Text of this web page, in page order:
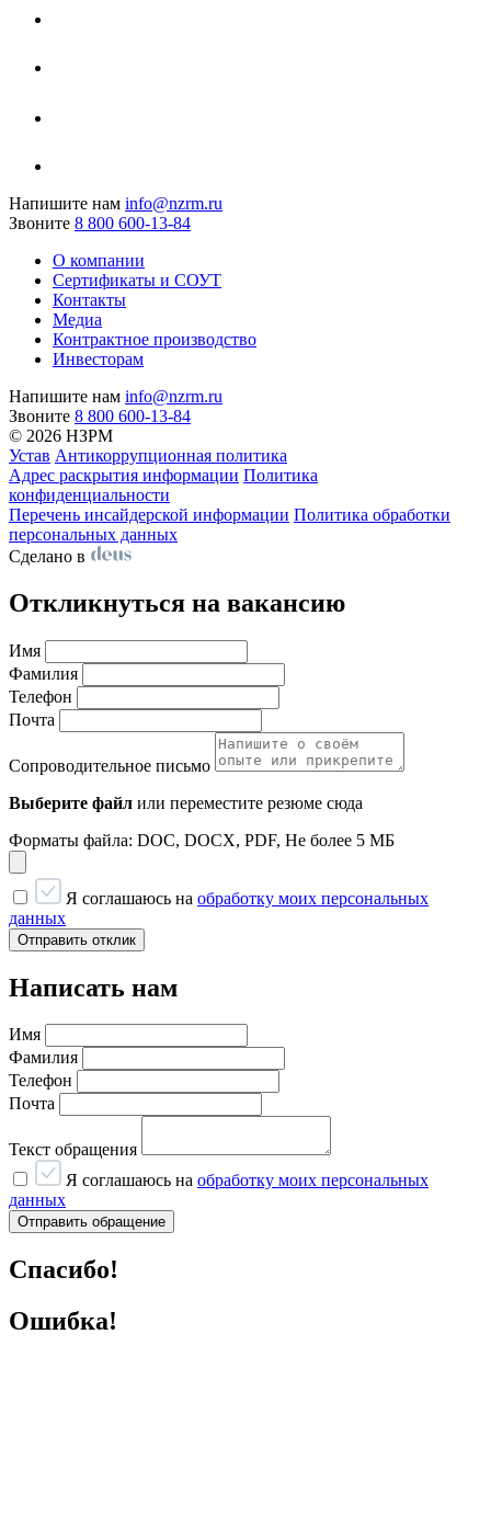
Напишите нам info@nzrm.ru
Звоните 8 800 600-13-84
О компании
Сертификаты и СОУТ
Контакты
Медиа
Контрактное производство
Инвесторам
Напишите нам info@nzrm.ru
Звоните 8 800 600-13-84
© 2026 НЗРМ
Устав Антикоррупционная политика
Адрес раскрытия информации Политика
конфиденциальности
Перечень инсайдерской информации Политика обработки
персональных данных
Сделано в
Откликнуться на вакансию
Имя
Фамилия
Телефон
Почта
Сопроводительное письмо
Выберите файл или переместите резюме сюда
Форматы файла: DOC, DOCX, PDF, Не более 5 МБ
Я соглашаюсь на обработку моих персональных
данных
Отправить отклик
Написать нам
Имя
Фамилия
Телефон
Почта
Текст обращения
Я соглашаюсь на обработку моих персональных
данных
Отправить обращение
Спасибо!
Ошибка!